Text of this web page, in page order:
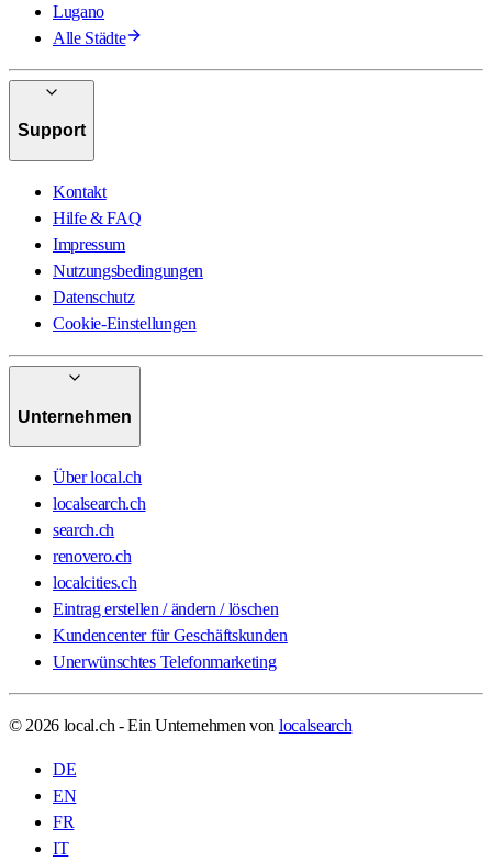
Lugano
Alle Städte
Support
Kontakt
Hilfe & FAQ
Impressum
Nutzungsbedingungen
Datenschutz
Cookie-Einstellungen
Unternehmen
Über local.ch
localsearch.ch
search.ch
renovero.ch
localcities.ch
Eintrag erstellen / ändern / löschen
Kundencenter für Geschäftskunden
Unerwünschtes Telefonmarketing
© 2026 local.ch - Ein Unternehmen von localsearch
DE
EN
FR
IT